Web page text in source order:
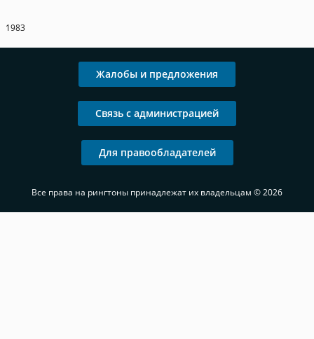
1983
Жалобы и предложения
Связь с администрацией
Для правообладателей
Все права на рингтоны принадлежат их владельцам © 2026